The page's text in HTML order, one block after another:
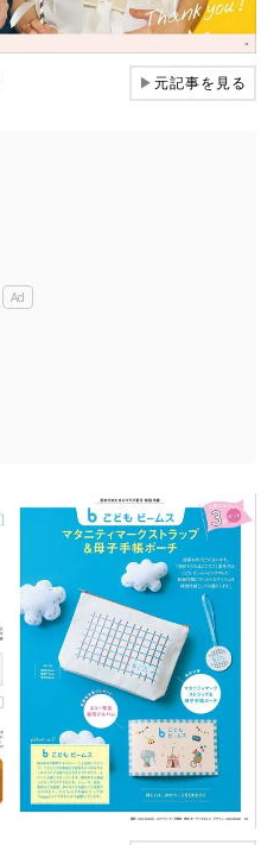
▶元記事を見る